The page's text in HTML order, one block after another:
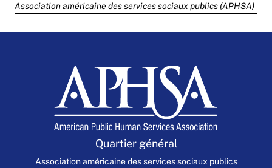
Association américaine des services sociaux publics (APHSA)
Quartier général
Association américaine des services sociaux publics